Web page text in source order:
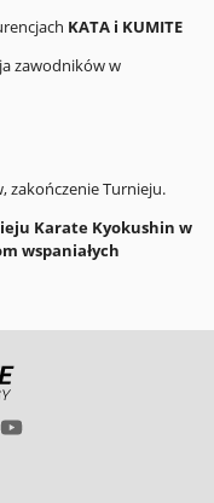
KATA i KUMITE
zawodników w
zakończenie Turnieju.
Karate Kyokushin w
wspaniałych